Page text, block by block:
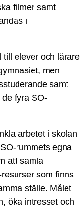
filmer samt
i
till elever och lärare
men
samt
fyra SO-
arbetet i skolan
rummets egna
att samla
som finns
ställe. Målet
öka intresset och